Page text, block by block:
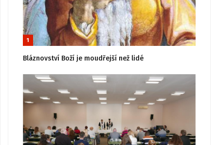
1
Bláznovství Boží je moudřejší než lidé